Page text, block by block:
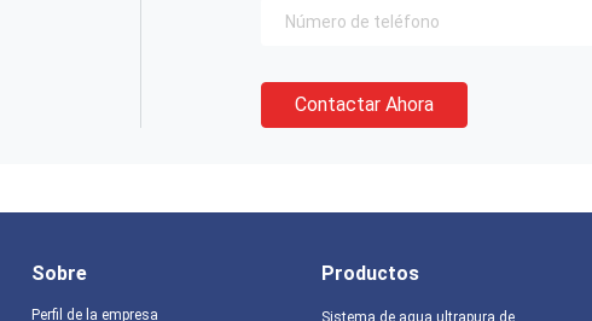
Contactar Ahora
Sobre
Perfil de la empresa
Productos
Sistema de agua ultrapura de